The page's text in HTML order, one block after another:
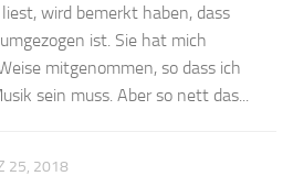
wird bemerkt haben, dass
ist. Sie hat mich
mitgenommen, so dass ich
sein muss. Aber so nett das...
25, 2018